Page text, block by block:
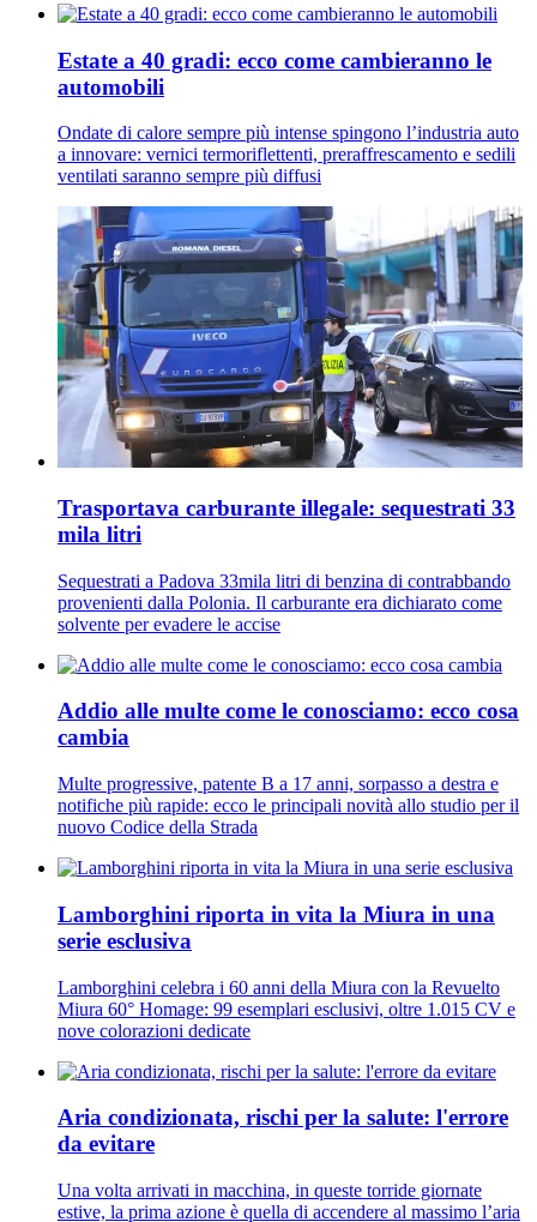
Estate a 40 gradi: ecco come cambieranno le
automobili
Ondate di calore sempre più intense spingono l’industria auto
a innovare: vernici termoriflettenti, preraffrescamento e sedili
ventilati saranno sempre più diffusi
Trasportava carburante illegale: sequestrati 33
mila litri
Sequestrati a Padova 33mila litri di benzina di contrabbando
provenienti dalla Polonia. Il carburante era dichiarato come
solvente per evadere le accise
Addio alle multe come le conosciamo: ecco cosa
cambia
Multe progressive, patente B a 17 anni, sorpasso a destra e
notifiche più rapide: ecco le principali novità allo studio per il
nuovo Codice della Strada
Lamborghini riporta in vita la Miura in una
serie esclusiva
Lamborghini celebra i 60 anni della Miura con la Revuelto
Miura 60° Homage: 99 esemplari esclusivi, oltre 1.015 CV e
nove colorazioni dedicate
Aria condizionata, rischi per la salute: l'errore
da evitare
Una volta arrivati in macchina, in queste torride giornate
estive, la prima azione è quella di accendere al massimo l’aria